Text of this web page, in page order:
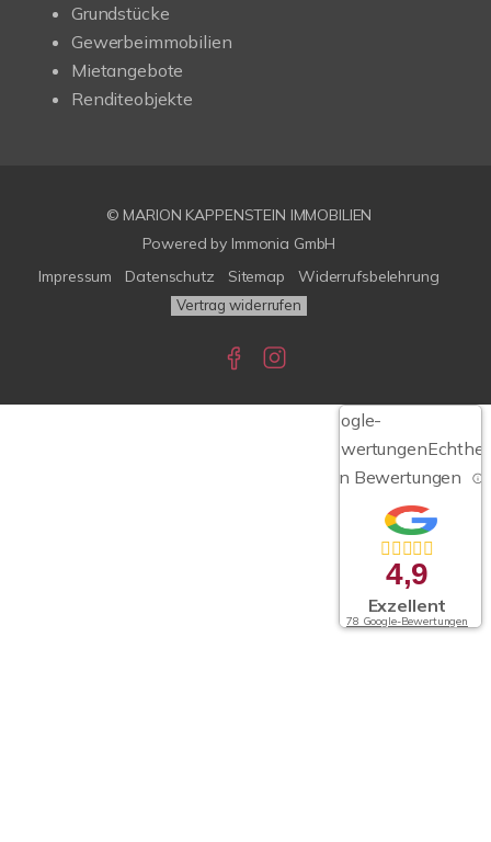
Grundstücke
Gewerbeimmobilien
Mietangebote
Renditeobjekte
© MARION KAPPENSTEIN IMMOBILIEN
Powered by Immonia GmbH
Impressum
Datenschutz Sitemap Widerrufsbelehrung
Vertrag widerrufen
Google-
Bewertungen
von Bewertungen
4,9
Exzellent
78 Google-Bewertungen